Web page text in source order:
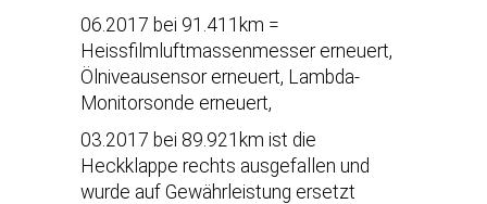
06.2017 bei 91.411km =
Heissfilmluftmassenmesser erneuert,
Ölniveausensor erneuert, Lambda-
Monitorsonde erneuert,
03.2017 bei 89.921km ist die
Heckklappe rechts ausgefallen und
wurde auf Gewährleistung ersetzt